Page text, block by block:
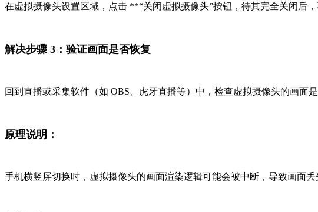
在虚拟摄像头设置区域，点击 **“关闭虚拟摄像头”按钮，待其完全关闭后
解决步骤 3：验证画面是否恢复
回到直播或采集软件（如 OBS、虎牙直播等）中，检查虚拟摄像头的画面
原理说明：
手机横竖屏切换时，虚拟摄像头的画面渲染逻辑可能会被中断，导致画面